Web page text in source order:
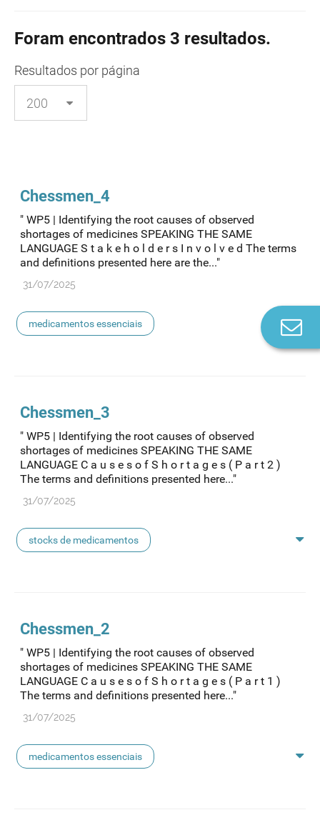
Foram encontrados 3 resultados.
Resultados por página
Chessmen_4
" WP5 | Identifying the root causes of observed
shortages of medicines SPEAKING THE SAME
LANGUAGE S t a k e h o l d e r s I n v o l v e d The terms
and definitions presented here are the..."
31/07/2025
medicamentos essenciais
Chessmen_3
" WP5 | Identifying the root causes of observed
shortages of medicines SPEAKING THE SAME
LANGUAGE C a u s e s o f S h o r t a g e s ( P a r t 2 )
The terms and definitions presented here..."
31/07/2025
stocks de medicamentos
medicamentos de uso humano medicamentos
Chessmen_2
" WP5 | Identifying the root causes of observed
shortages of medicines SPEAKING THE SAME
LANGUAGE C a u s e s o f S h o r t a g e s ( P a r t 1 )
The terms and definitions presented here..."
31/07/2025
medicamentos essenciais